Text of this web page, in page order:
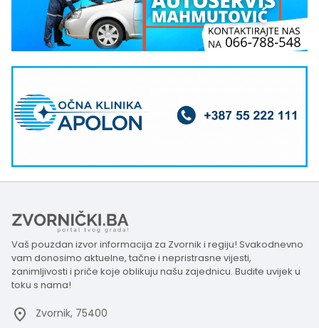
Vaš pouzdan izvor informacija za Zvornik i regiju! Svakodnevno
vam donosimo aktuelne, tačne i nepristrasne vijesti,
zanimljivosti i priče koje oblikuju našu zajednicu. Budite uvijek u
toku s nama!
Zvornik, 75400